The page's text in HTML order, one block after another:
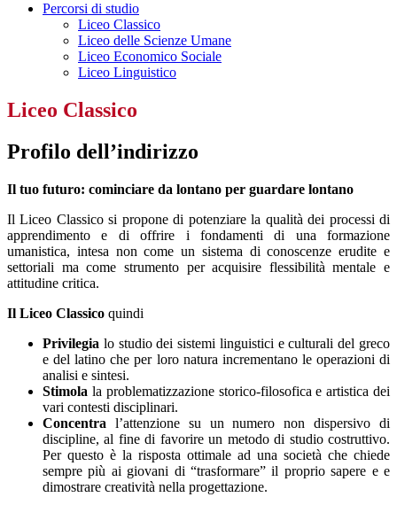
Percorsi di studio
Liceo Classico
Liceo delle Scienze Umane
Liceo Economico Sociale
Liceo Linguistico
Liceo Classico
Profilo dell’indirizzo
Il tuo futuro: cominciare da lontano per guardare lontano
Il Liceo Classico si propone di potenziare la qualità dei processi di
apprendimento e di offrire i fondamenti di una formazione
umanistica, intesa non come un sistema di conoscenze erudite e
settoriali ma come strumento per acquisire flessibilità mentale e
attitudine critica.
Il Liceo Classico quindi
Privilegia lo studio dei sistemi linguistici e culturali del greco
e del latino che per loro natura incrementano le operazioni di
analisi e sintesi.
Stimola la problematizzazione storico-filosofica e artistica dei
vari contesti disciplinari.
Concentra
l’attenzione su un numero non dispersivo di
discipline, al fine di favorire un metodo di studio costruttivo.
Per questo è la risposta ottimale ad una società che chiede
sempre più ai giovani di “trasformare” il proprio sapere e e
dimostrare creatività nella progettazione.